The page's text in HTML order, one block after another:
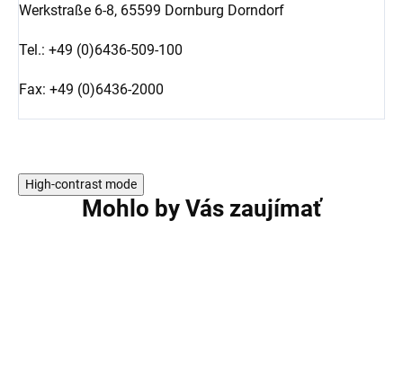
Werkstraße 6-8, 65599 Dornburg Dorndorf
Tel.: +49 (0)6436-509-100
Fax: +49 (0)6436-2000
High-contrast mode
Mohlo by Vás zaujímať